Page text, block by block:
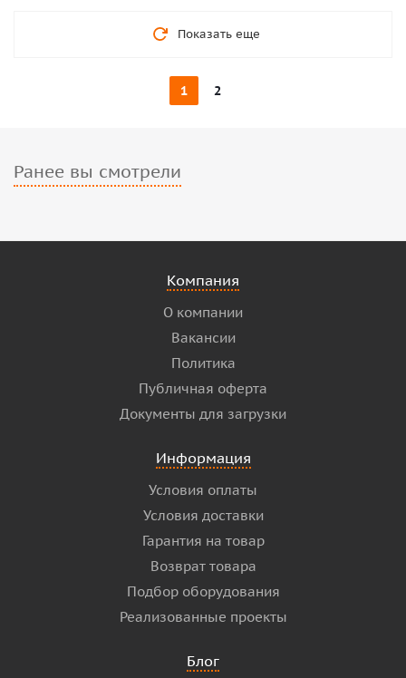
Показать еще
1 2
Ранее вы смотрели
Компания
О компании
Вакансии
Политика
Публичная оферта
Документы для загрузки
Информация
Условия оплаты
Условия доставки
Гарантия на товар
Возврат товара
Подбор оборудования
Реализованные проекты
Блог